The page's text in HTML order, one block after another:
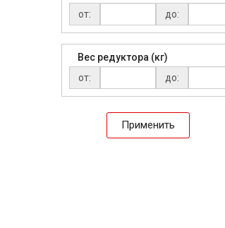
от:
до:
Вес редуктора (кг)
от:
до:
Применить